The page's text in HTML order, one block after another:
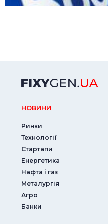
НОВИНИ
Ринки
Технології
Стартапи
Енергетика
Нафта і газ
Металургія
Агро
Банки